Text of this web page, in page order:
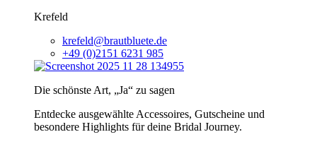
Krefeld
krefeld@brautbluete.de
+49 (0)2151 6231 985
Die schönste Art, „Ja“ zu sagen
Entdecke ausgewählte Accessoires, Gutscheine und
besondere Highlights für deine Bridal Journey.